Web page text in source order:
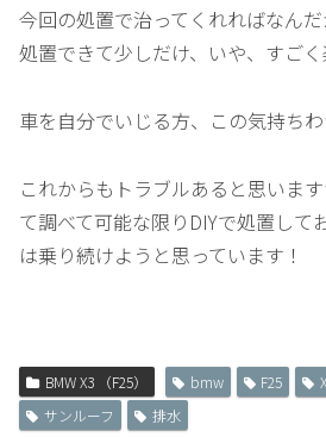
今回の処置で治ってくれればなん
処置できて少しだけ、いや、すごく
車を自分でいじる方、この気持ち
これからもトラブルあると思いま
て調べて可能な限りDIYで処置して
は乗り続けようと思っています！
BMW X3 （F25） bmw F25
サンルーフ
排水